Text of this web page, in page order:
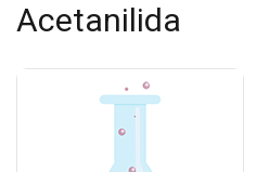
Acetanilida